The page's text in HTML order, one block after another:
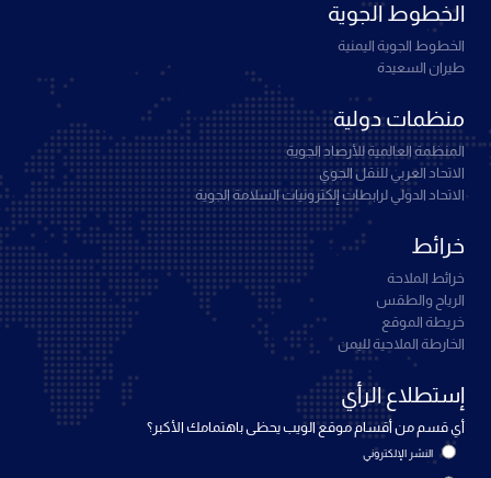
الخطوط الجوية
الخطوط الجوية اليمنية
طيران السعيدة
منظمات دولية
المنظمة العالمية للأرصاد الجوية
الاتحاد العربي للنقل الجوي
الاتحاد الدولي لرابطات إلكترونيات السلامة الجوية
خرائط
خرائط الملاحة
الرياح والطقس
خريطة الموقع
الخارطة الملاحية لليمن
إستطلاع الرأي
أي قسم من أقسام موقع الويب يحظى باهتمامك الأكبر؟
النشر الإلكتروني